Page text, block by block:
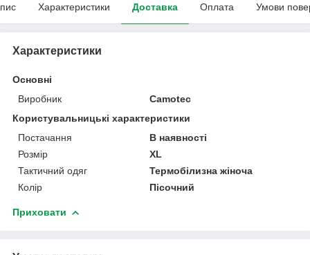
Характеристики Доставка Оплата Умови
Характеристики
Основні
Виробник
Camotec
Користувальницькі характеристики
Постачання
В наявності
Розмір
XL
Тактичний одяг
Термобілизна жіноча
Колір
Пісочний
Приховати